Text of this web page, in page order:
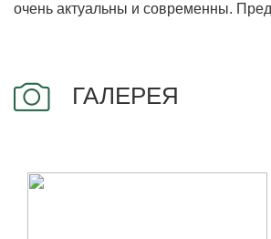
очень актуальны и современны.
ГАЛЕРЕЯ